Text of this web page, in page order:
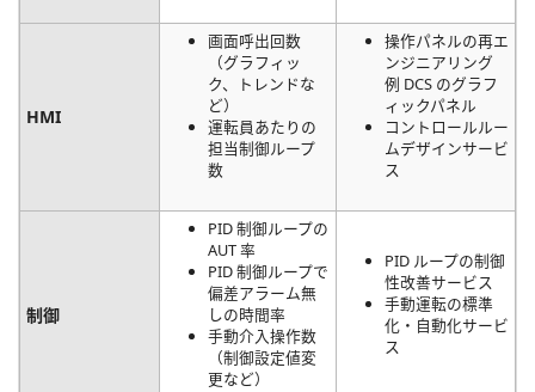
HMI
画面呼出回数
（グラフィッ
ク、トレンドな
ど）
運転員あたりの
担当制御ループ
数
操作パネルの再エ
ンジニアリング
例 DCS のグラフ
ィックパネル
コントロールルー
ムデザインサービ
ス
制御
PID 制御ループの
AUT 率
PID 制御ループで
偏差アラーム無
しの時間率
手動介入操作数
（制御設定値変
更など）
PID ループの制御
性改善サービス
手動運転の標準
化・自動化サービ
ス